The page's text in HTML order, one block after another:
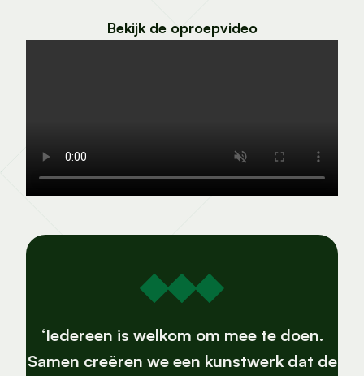
Bekijk de oproepvideo
‘Iedereen is welkom om mee te doen.
Samen creëren we een kunstwerk dat de